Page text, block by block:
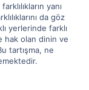
yanı
da göz
yerlerinde farklı
hak olan dinin ve
tartışma, ne